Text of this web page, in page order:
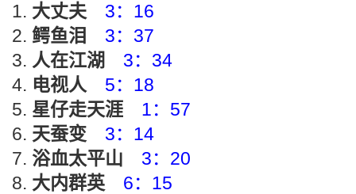
大丈夫
3：16
鳄鱼泪
3：37
人在江湖
3：34
电视人
5：18
星仔走天涯
1：57
天蚕变
3：14
浴血太平山
3：20
大内群英
6：15